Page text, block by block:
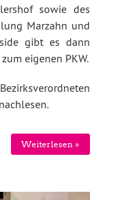
sowie des
Marzahn und
gibt es dann
eigenen PKW.
Weiterlesen »